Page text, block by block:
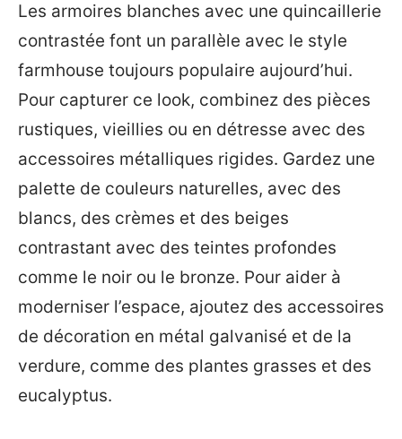
Les armoires blanches avec une quincaillerie
contrastée font un parallèle avec le style
farmhouse toujours populaire aujourd’hui.
Pour capturer ce look, combinez des pièces
rustiques, vieillies ou en détresse avec des
accessoires métalliques rigides. Gardez une
palette de couleurs naturelles, avec des
blancs, des crèmes et des beiges
contrastant avec des teintes profondes
comme le noir ou le bronze. Pour aider à
moderniser l’espace, ajoutez des accessoires
de décoration en métal galvanisé et de la
verdure, comme des plantes grasses et des
eucalyptus.